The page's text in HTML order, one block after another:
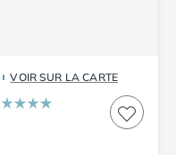
VOIR SUR LA CARTE